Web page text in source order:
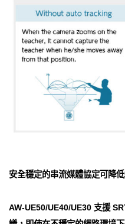
安全穩定的串流媒體協定可降
AW-UE50/UE40/UE30 支援